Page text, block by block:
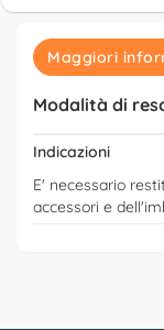
Maggiori
Modalità di
Indicazioni
E' necessario
accessori e